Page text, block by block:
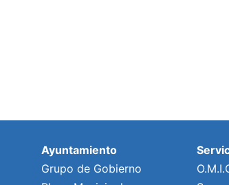
Ayuntamiento
Grupo de Gobierno